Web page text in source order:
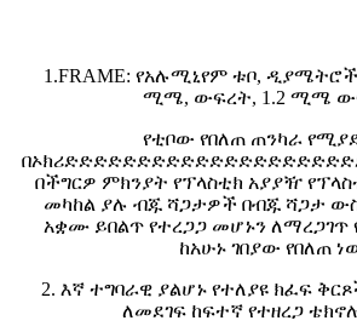
1.FRAME: የአሉሚኒየም ቱቦ,
ሚሜ, ውፍረት, 1.2 ሚሜ
የቲቦው የበለጠ ጠንካራ
በችግርዎ ምክንያት የፕላስቲክ አያያዥ
መካከል ያሉ ብጁ ሻጋታዎች በብጁ ሻጋታ
አቋሙ ይበልጥ የተረጋጋ መሆኑን ለማረጋገጥ
ከአሁኑ ገበያው የበለጠ
2. እኛ ተግባራዊ ያልሆኑ የተለያዩ ክፈፍ
ለመደገፍ ከፍተኛ የተዘረጋ